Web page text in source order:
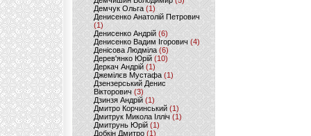
Демчук Ольга(1)
Денисенко Анатолій Петрович
(1)
Денисенко Андрій (6)
Денисенко Вадим Ігорович (4)
Денісова Людміла(6)
Дерев'янко Юрій(10)
Деркач Андрій(1)
Джемілєв Мустафа (1)
Дзензерський Денис
Вікторович (3)
Дзинзя Андрій (1)
Дмитро Корчинський (1)
Дмитрук Микола Ілліч (1)
Дмитрунь Юрій (1)
Добкін Дмитро(1)